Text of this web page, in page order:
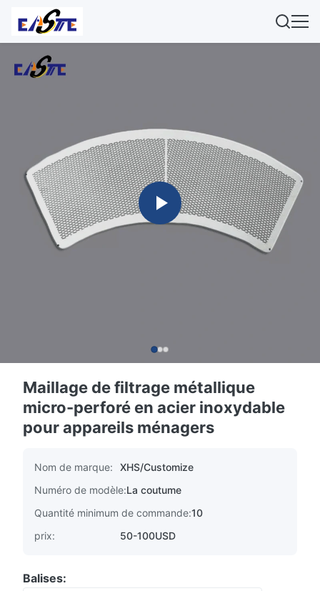
Maillage de filtrage métallique
micro-perforé en acier inoxydable
pour appareils ménagers
Nom de marque:
XHS/Customize
Numéro de modèle:La coutume
Quantité minimum de commande:10
prix:
50-100USD
Balises: